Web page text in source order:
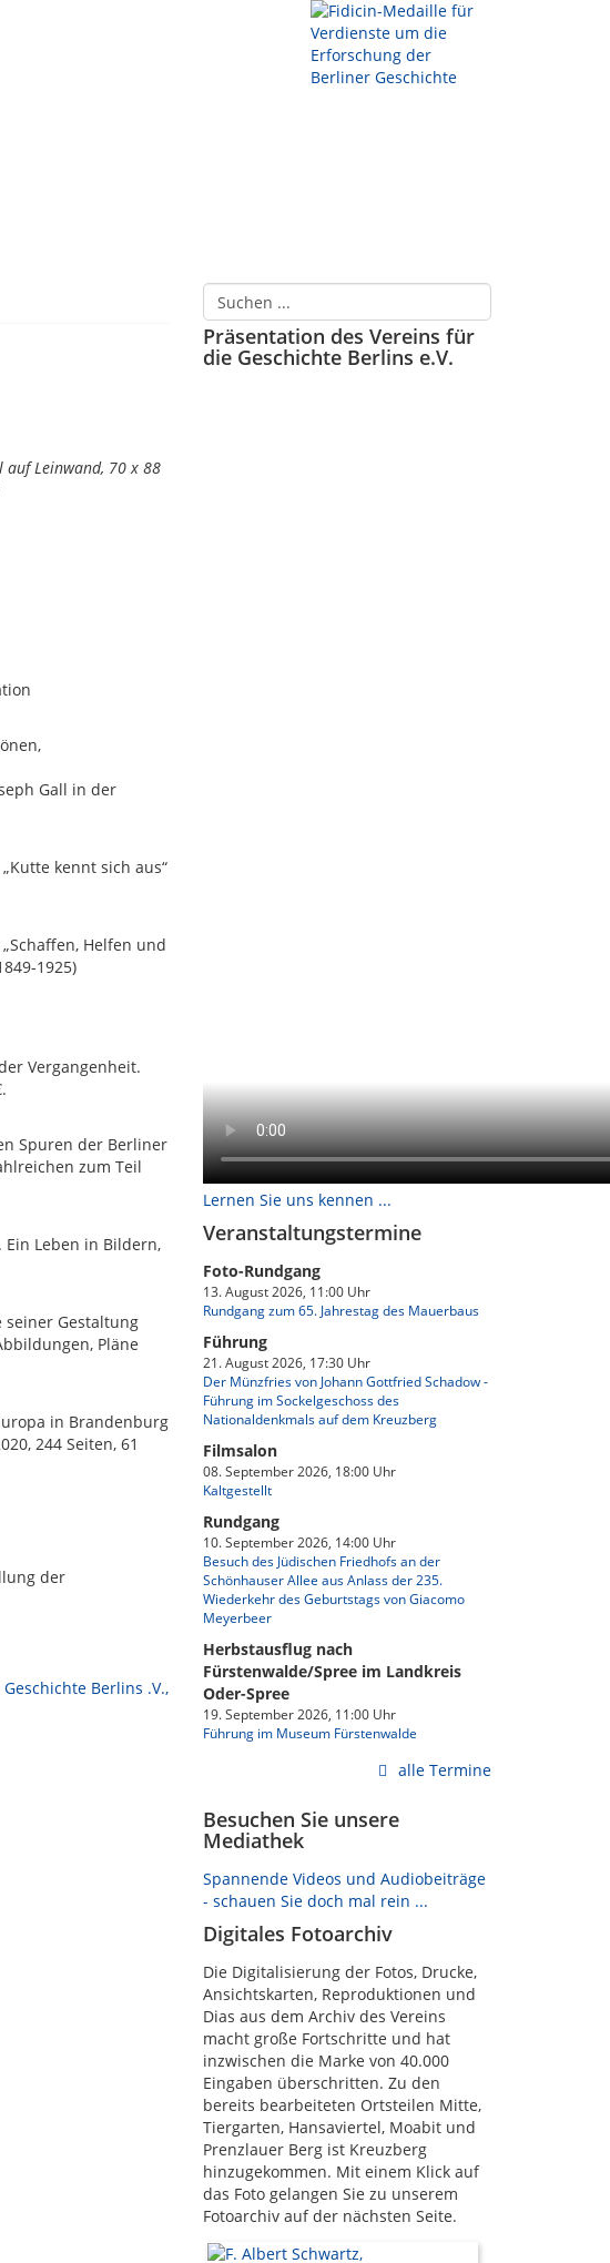
auf Leinwand, 70 x 88
Gall in der
kennt sich aus“
Helfen und
1925)
Vergangenheit.
Spuren der Berliner
zum Teil
Ein Leben in Bildern,
seiner Gestaltung
Pläne
in Brandenburg
244 Seiten, 61
der
Berlins .V.,
Präsentation des Vereins für
die Geschichte Berlins e.V.
Lernen Sie uns kennen ...
Veranstaltungstermine
Foto-Rundgang
13. August 2026, 11:00 Uhr
Rundgang zum 65. Jahrestag des Mauerbaus
Führung
21. August 2026, 17:30 Uhr
Der Münzfries von Johann Gottfried Schadow -
Führung im Sockelgeschoss des
Nationaldenkmals auf dem Kreuzberg
Filmsalon
08. September 2026, 18:00 Uhr
Kaltgestellt
Rundgang
10. September 2026, 14:00 Uhr
Besuch des Jüdischen Friedhofs an der
Schönhauser Allee aus Anlass der 235.
Wiederkehr des Geburtstags von Giacomo
Meyerbeer
Herbstausflug nach
Fürstenwalde/Spree im Landkreis
Oder-Spree
19. September 2026, 11:00 Uhr
Führung im Museum Fürstenwalde
alle Termine
Besuchen Sie unsere
Mediathek
Spannende Videos und Audiobeiträge
- schauen Sie doch mal rein ...
Digitales Fotoarchiv
Die Digitalisierung der Fotos, Drucke,
Ansichtskarten, Reproduktionen und
Dias aus dem Archiv des Vereins
macht große Fortschritte und hat
inzwischen die Marke von 40.000
Eingaben überschritten. Zu den
bereits bearbeiteten Ortsteilen Mitte,
Tiergarten, Hansaviertel, Moabit und
Prenzlauer Berg ist Kreuzberg
hinzugekommen. Mit einem Klick auf
das Foto gelangen Sie zu unserem
Fotoarchiv auf der nächsten Seite.